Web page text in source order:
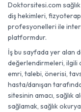
Doktorsitesi.com
diş hekimleri,
profesyonelleri ile
platformdur.
İş bu sayfada yer alan
değerlendirmeleri, ilgili
emri, talebi, önerisi,
hasta/danışan
sitesinin amacı, sağlık
sağlamak, sağlık